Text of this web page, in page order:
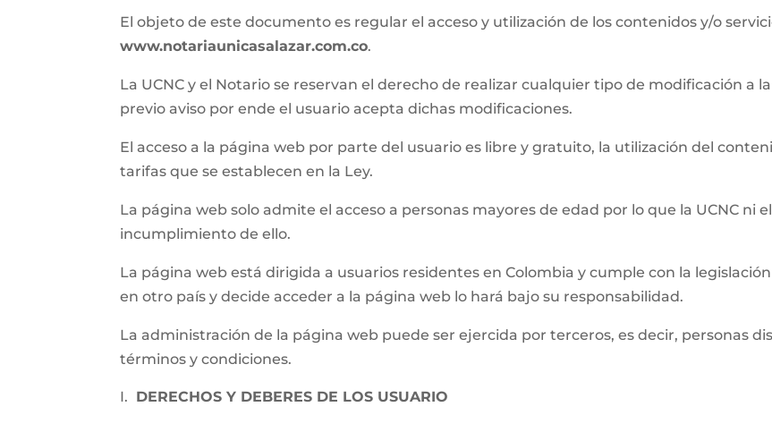
El objeto de este documento es regular el acceso y utilización de los contenidos y/o
www.notariaunicasalazar.com.co.
La UCNC y el Notario se reservan el derecho de realizar cualquier tipo de modificación a
previo aviso por ende el usuario acepta dichas modificaciones.
El acceso a la página web por parte del usuario es libre y gratuito, la utilización del
tarifas que se establecen en la Ley.
La página web solo admite el acceso a personas mayores de edad por lo que la UCNC ni
incumplimiento de ello.
La página web está dirigida a usuarios residentes en Colombia y cumple con la
en otro país y decide acceder a la página web lo hará bajo su responsabilidad.
La administración de la página web puede ser ejercida por terceros, es decir, personas
términos y condiciones.
DERECHOS Y DEBERES DE LOS USUARIO